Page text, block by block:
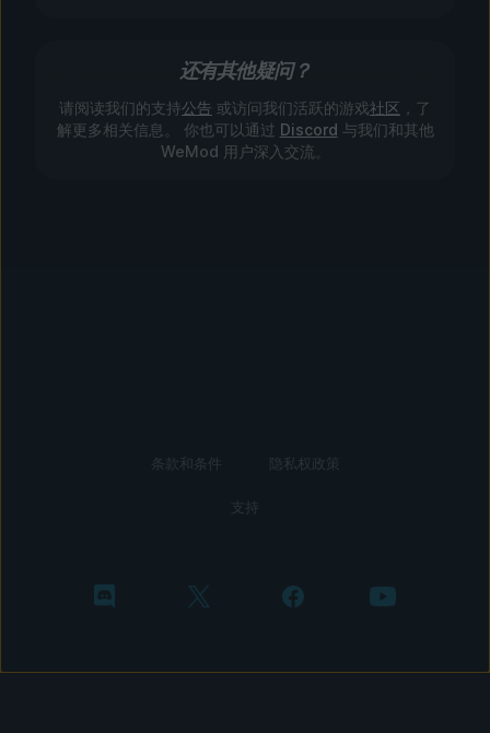
还有其他疑问？
请阅读我们的支持公告 或访问我们活跃的游戏社区 ，了
解更多相关信息。 你也可以通过 Discord 与我们和其他
WeMod 用户深入交流。
条款和条件 隐私权政策
支持